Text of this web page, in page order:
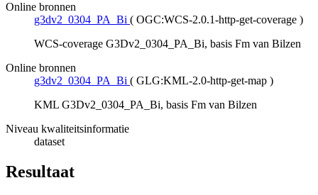
Online bronnen
g3dv2_0304_PA_Bi ( OGC:WCS-2.0.1-http-get-coverage )
WCS-coverage G3Dv2_0304_PA_Bi, basis Fm van Bilzen
Online bronnen
g3dv2_0304_PA_Bi ( GLG:KML-2.0-http-get-map )
KML G3Dv2_0304_PA_Bi, basis Fm van Bilzen
Niveau kwaliteitsinformatie
dataset
Resultaat